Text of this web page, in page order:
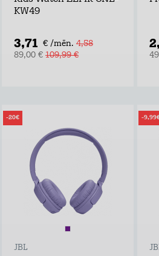
KW49
3,71 € /mēn. 4,58
89,00 € 109,99 €
-20€
JBL
-